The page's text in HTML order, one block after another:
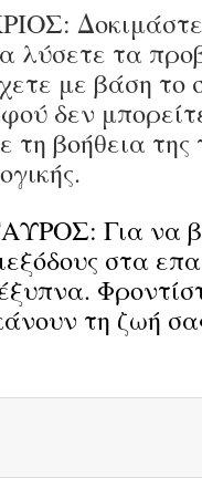
λύσετε τα
με βάση το
δεν
τη βοήθεια
Για να
στα
τη ζωή